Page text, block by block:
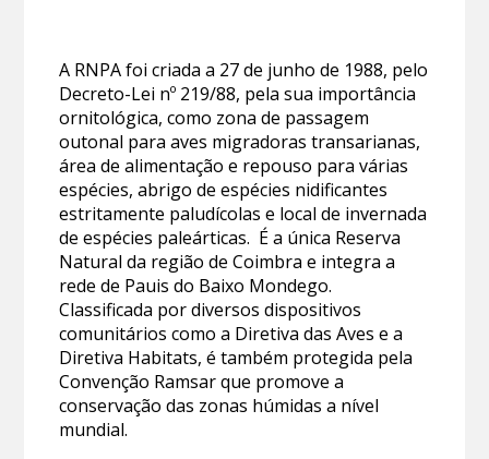
A RNPA foi criada a 27 de junho de 1988, pelo
Decreto-Lei nº 219/88, pela sua importância
ornitológica, como zona de passagem
outonal para aves migradoras transarianas,
área de alimentação e repouso para várias
espécies, abrigo de espécies nidificantes
estritamente paludícolas e local de invernada
de espécies paleárticas. É a única Reserva
Natural da região de Coimbra e integra a
rede de Pauis do Baixo Mondego.
Classificada por diversos dispositivos
comunitários como a Diretiva das Aves e a
Diretiva Habitats, é também protegida pela
Convenção Ramsar que promove a
conservação das zonas húmidas a nível
mundial.